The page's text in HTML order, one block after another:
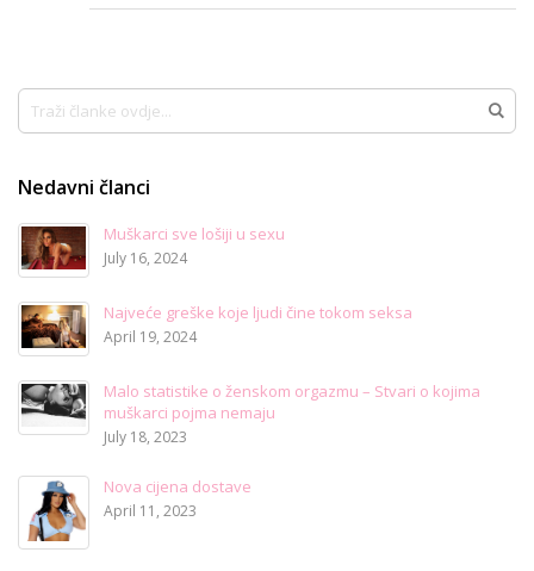
Traži
Nedavni članci
Muškarci sve lošiji u sexu
July 16, 2024
Najveće greške koje ljudi čine tokom seksa
April 19, 2024
Malo statistike o ženskom orgazmu – Stvari o kojima
muškarci pojma nemaju
July 18, 2023
Nova cijena dostave
April 11, 2023